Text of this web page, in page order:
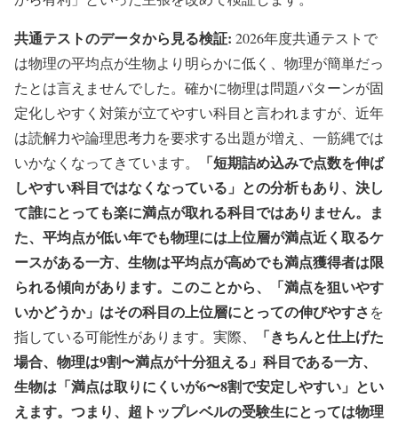
共通テストのデータから見る検証: 2026年度共通テストで
は物理の平均点が生物より明らかに低く、物理が簡単だっ
たとは言えませんでした。確かに物理は問題パターンが固
定化しやすく対策が立てやすい科目と言われますが、近年
は読解力や論理思考力を要求する出題が増え、一筋縄では
いかなくなってきています。
「短期詰め込みで点数を伸ば
しやすい科目ではなくなっている」との分析もあり、決し
て誰にとっても楽に満点が取れる科目ではありません。ま
た、平均点が低い年でも物理には上位層が満点近く取るケ
ースがある一方、生物は平均点が高めでも満点獲得者は限
られる傾向があります。このことから、「満点を狙いやす
いかどうか」はその科目の上位層にとっての伸びやすさを
指している可能性があります。実際、
「きちんと仕上げた
場合、物理は9割〜満点が十分狙える」科目である一方、
生物は「満点は取りにくいが6〜8割で安定しやすい」とい
えます。つまり、超トップレベルの受験生にとっては物理